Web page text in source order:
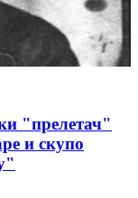
"прелетач"
и скупо